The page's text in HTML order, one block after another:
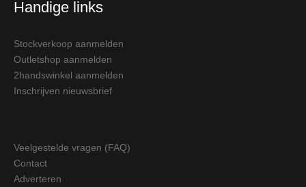
Handige links
Stockverkoop aanmelden
Outletshop aanmelden
2handswinkel aanmelden
Inschrijven nieuwsbrief
Veelgestelde vragen (FAQ)
Contact
Adverteren